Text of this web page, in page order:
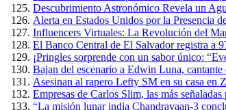
Descubrimiento Astronómico Revela un
Alerta en Estados Unidos por la Presencia
Influencers Virtuales: La Revolución del
El Banco Central de El Salvador registra a
¡Pringles sorprende con un sabor único:
Bajan del escenario a Edwin Luna, cantante
Asesinan al rapero Lefty SM en su casa en
Empresas de Carlos Slim, las más
“La misión lunar india Chandrayaan-3